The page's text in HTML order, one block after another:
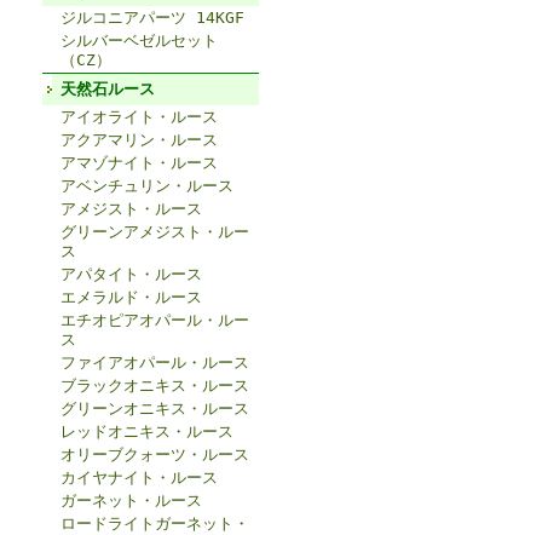
ジルコニアパーツ 14KGF
シルバーベゼルセット
（CZ）
天然石ルース
アイオライト・ルース
アクアマリン・ルース
アマゾナイト・ルース
アベンチュリン・ルース
アメジスト・ルース
グリーンアメジスト・ルー
ス
アパタイト・ルース
エメラルド・ルース
エチオピアオパール・ルー
ス
ファイアオパール・ルース
ブラックオニキス・ルース
グリーンオニキス・ルース
レッドオニキス・ルース
オリーブクォーツ・ルース
カイヤナイト・ルース
ガーネット・ルース
ロードライトガーネット・